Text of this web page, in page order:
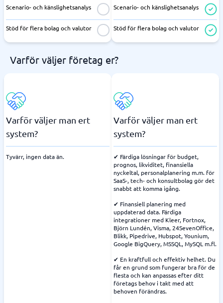
Scenario- och känslighetsanalys
Stöd för flera bolag och valutor
Scenario- och känslighetsanalys
Stöd för flera bolag och valutor
Varför väljer företag er?
Varför väljer man ert
system?
Tyvärr, ingen data än.
Varför väljer man ert
system?
✔ Färdiga lösningar för budget,
prognos, likviditet, finansiella
nyckeltal, personalplanering m.m. för
SaaS-, tech- och konsultbolag gör det
snabbt att komma igång.
✔ Finansiell planering med
uppdaterad data. Färdiga
integrationer med Kleer, Fortnox,
Björn Lundén, Visma, 24SevenOffice,
Blikk, Pipedrive, Hubspot, Younium,
Google BigQuery, MSSQL, MySQL m.fl.
✔ En kraftfull och effektiv helhet. Du
får en grund som fungerar bra för de
flesta och kan anpassas efter ditt
företags behov i takt med att
behoven förändras.